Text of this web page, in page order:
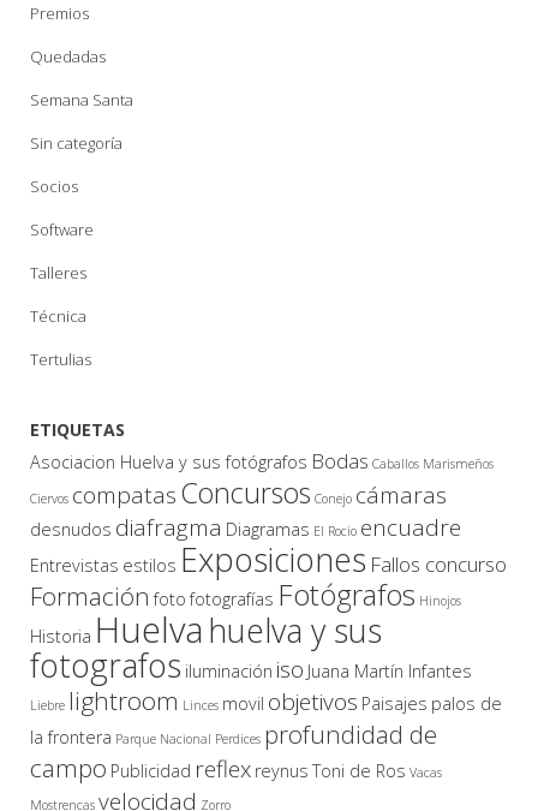
Premios
Quedadas
Semana Santa
Sin categoría
Socios
Software
Talleres
Técnica
Tertulias
ETIQUETAS
Asociacion Huelva y sus fotógrafos Bodas Caballos Marismeños
Ciervos compatasConcursos Conejo cámaras
desnudos diafragma Diagramas El Rocio encuadre
Entrevistas estilos Exposiciones Fallos concurso
Formación foto fotografías Fotógrafos Hinojos
Historia Huelvahuelva y sus
fotografos iluminación iso Juana Martín Infantes
Liebre lightroom Linces movil objetivos Paisajes palos de
la frontera Parque Nacional Perdices profundidad de
campo Publicidad reflex reynus Toni de Ros Vacas
Mostrencas velocidad Zorro